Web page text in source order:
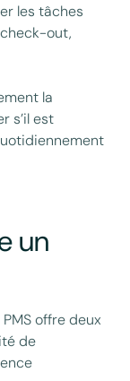
les tâches
out,
la
s’il est
un
offre deux
de